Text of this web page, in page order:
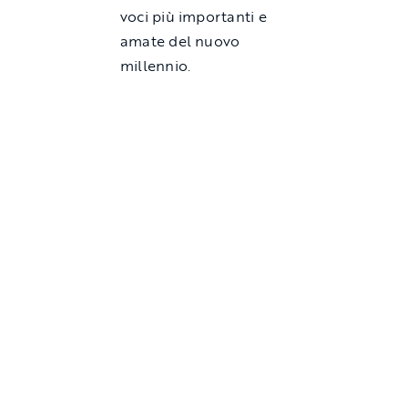
voci più importanti e
amate del nuovo
millennio.